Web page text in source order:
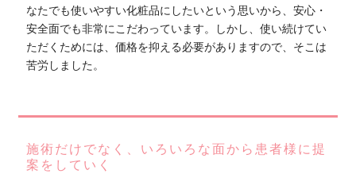
なたでも使いやすい化粧品にしたいという思いから、安心・
安全面でも非常にこだわっています。しかし、使い続けてい
ただくためには、価格を抑える必要がありますので、そこは
苦労しました。
施術だけでなく、いろいろな面から患者様に提
案をしていく